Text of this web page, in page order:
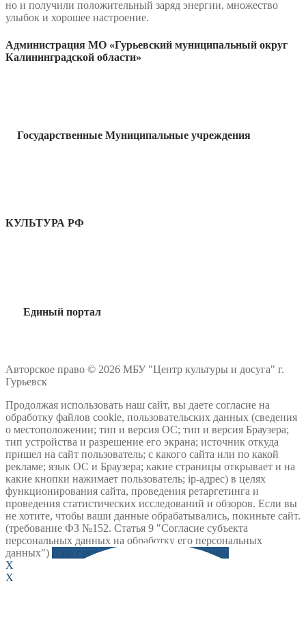
но и получили положительный заряд энергии, множество
улыбок и хорошее настроение.
Администрация МО «Гурьевский муниципальный округ
Калининградской области»
Государственные Муниципальные учреждения
КУЛЬТУРА РФ
Единый портал
Авторское право © 2026 МБУ "Центр культуры и досуга" г.
Гурьевск
Продолжая использовать наш сайт, вы даете согласие на
обработку файлов cookie, пользовательских данных (сведения
о местоположении; тип и версия ОС; тип и версия Браузера;
тип устройства и разрешение его экрана; источник откуда
пришел на сайт пользователь; с какого сайта или по какой
рекламе; язык ОС и Браузера; какие страницы открывает и на
какие кнопки нажимает пользователь; ip-адрес) в целях
функционирования сайта, проведения ретаргетинга и
проведения статистических исследований и обзоров. Если вы
не хотите, чтобы ваши данные обрабатывались, покиньте сайт.
(требование ФЗ №152. Статья 9 "Согласие субъекта
персональных данных на обработку его персональных
данных")
Даю согласие на обработку данных
X
X